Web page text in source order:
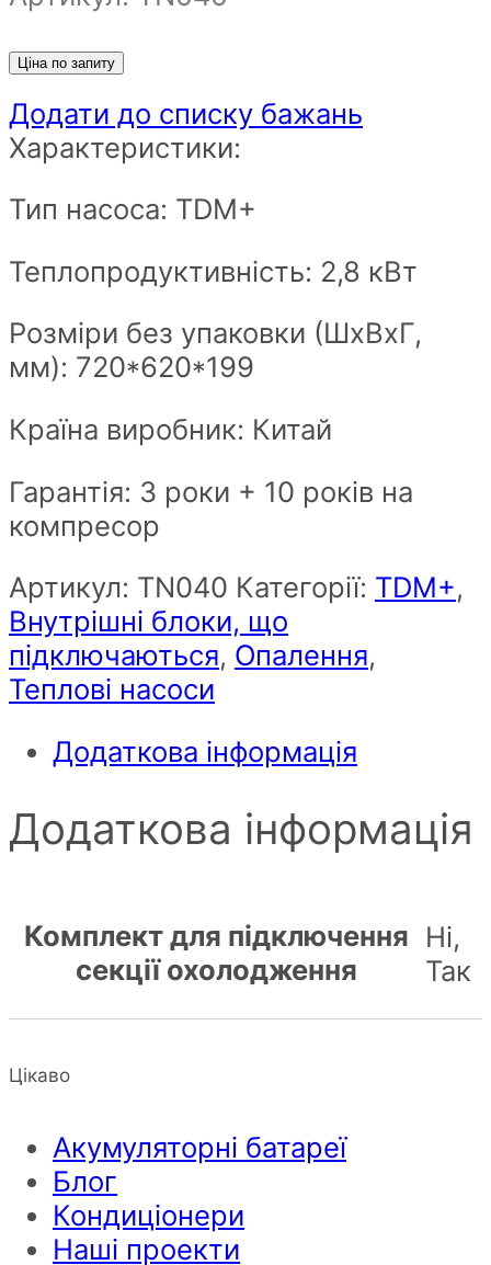
Ціна по запиту
Додати до списку бажань
Характеристики:
Тип насоса: TDM+
Теплопродуктивність: 2,8 кВт
Розміри без упаковки (ШxВxГ,
мм): 720*620*199
Країна виробник: Китай
Гарантія: 3 роки + 10 років на
компресор
Артикул: ТN040 Категорії: TDM+,
Внутрішні блоки, що
підключаються, Опалення,
Теплові насоси
Додаткова інформація
Додаткова інформація
Комплект для підключення
секції охолодження
Ні,
Так
Цікаво
Акумуляторні батареї
Блог
Кондиціонери
Наші проекти